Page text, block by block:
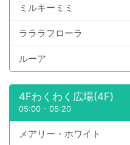
ミルキーミミ
ラララフローラ
ルーア
4Fわくわく広場(4F)
05:00 - 05:20
メアリー・ホワイト